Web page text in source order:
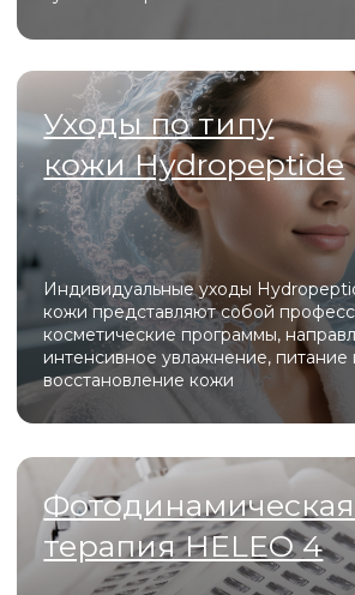
Melsytech для лазерной эпиляции обеспечивает
быстрое и малоболезненное удаление
нежелательных волос на любых участках тела с
долговременным результатом и встроенной
системой охлаждения для комфорта клиента.
Melsytech
Beautylizer сочетает в себе ультразвуковую
чистку, фонофорез и микротоковую терапию,
обеспечивая глубокое очищение, лифтинг и
насыщение кожи активными компонентами без
боли и реабилитации.
Beautylizer